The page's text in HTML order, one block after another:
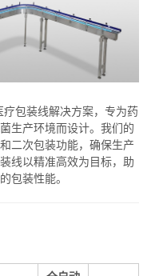
包装线解决方案，专为药
生产环境而设计。我们的
二次包装功能，确保生产
线以精准高效为目标，助
包装性能。